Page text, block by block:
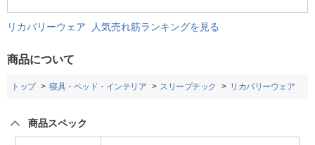
リカバリーウェア 人気売れ筋ランキングを見る
商品について
トップ 寝具・ベッド・インテリア スリープテック リカバリーウェア
商品スペック